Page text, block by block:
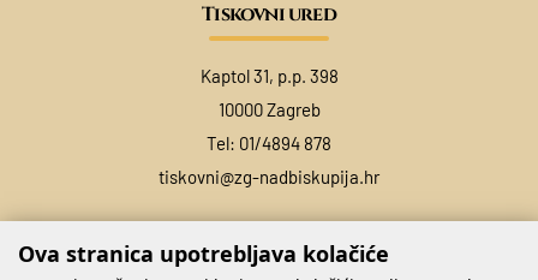
Tiskovni ured
Kaptol 31, p.p. 398
10000 Zagreb
Tel: 01/4894 878
tiskovni@zg-nadbiskupija.hr
Ova stranica upotrebljava kolačiće